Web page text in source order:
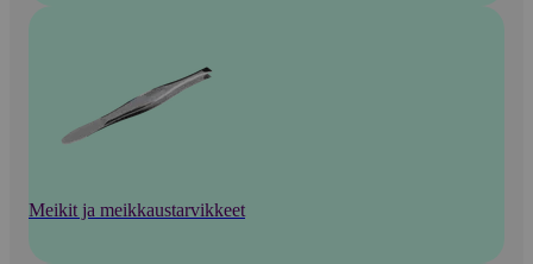
Meikit ja meikkaustarvikkeet